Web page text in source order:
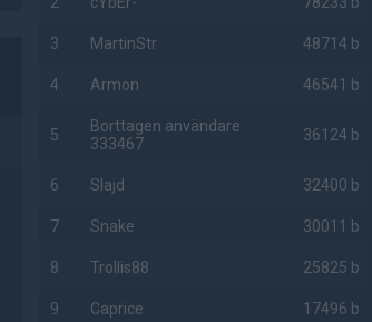
3 MartinStr 48714 b
4 Armon 46541 b
5
Borttagen användare
333467
36124 b
6 Slajd 32400 b
7 Snake 30011 b
8 Trollis88 25825 b
9 Caprice 17496 b